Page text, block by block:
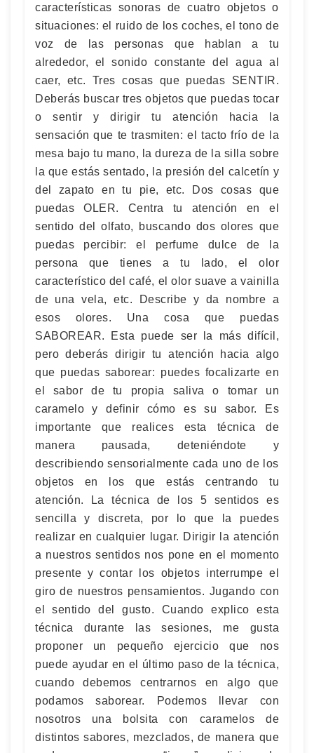
características sonoras de cuatro objetos o
situaciones: el ruido de los coches, el tono de
voz de las personas que hablan a tu
alrededor, el sonido constante del agua al
caer, etc. Tres cosas que puedas SENTIR.
Deberás buscar tres objetos que puedas tocar
o sentir y dirigir tu atención hacia la
sensación que te trasmiten: el tacto frío de la
mesa bajo tu mano, la dureza de la silla sobre
la que estás sentado, la presión del calcetín y
del zapato en tu pie, etc. Dos cosas que
puedas OLER. Centra tu atención en el
sentido del olfato, buscando dos olores que
puedas percibir: el perfume dulce de la
persona que tienes a tu lado, el olor
característico del café, el olor suave a vainilla
de una vela, etc. Describe y da nombre a
esos olores. Una cosa que puedas
SABOREAR. Esta puede ser la más difícil,
pero deberás dirigir tu atención hacia algo
que puedas saborear: puedes focalizarte en
el sabor de tu propia saliva o tomar un
caramelo y definir cómo es su sabor. Es
importante que realices esta técnica de
manera pausada, deteniéndote y
describiendo sensorialmente cada uno de los
objetos en los que estás centrando tu
atención. La técnica de los 5 sentidos es
sencilla y discreta, por lo que la puedes
realizar en cualquier lugar. Dirigir la atención
a nuestros sentidos nos pone en el momento
presente y contar los objetos interrumpe el
giro de nuestros pensamientos. Jugando con
el sentido del gusto. Cuando explico esta
técnica durante las sesiones, me gusta
proponer un pequeño ejercicio que nos
puede ayudar en el último paso de la técnica,
cuando debemos centrarnos en algo que
podamos saborear. Podemos llevar con
nosotros una bolsita con caramelos de
distintos sabores, mezclados, de manera que